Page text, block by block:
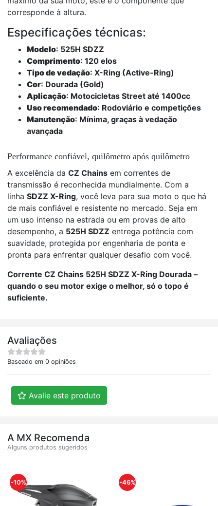
corresponde à altura.
Especificações técnicas:
Modelo: 525H SDZZ
Comprimento: 120 elos
Tipo de vedação: X-Ring (Active-Ring)
Cor: Dourada (Gold)
Aplicação: Motocicletas Street até 1400cc
Uso recomendado: Rodoviário e competições
Manutenção: Mínima, graças à vedação
avançada
Performance confiável, quilômetro após quilômetro
A excelência da CZ Chains em correntes de
transmissão é reconhecida mundialmente. Com a
linha SDZZ X-Ring, você leva para sua moto o que há
de mais confiável e resistente no mercado. Seja em
um uso intenso na estrada ou em provas de alto
desempenho, a 525H SDZZ entrega potência com
suavidade, protegida por engenharia de ponta e
pronta para enfrentar qualquer desafio com você.
Corrente CZ Chains 525H SDZZ X-Ring Dourada –
quando o seu motor exige o melhor, só o topo é
suficiente.
Avaliações
Baseado em 0 opiniões
Avalie este produto
A MX Recomenda
Alguns produtos sugeridos
-10% -46%